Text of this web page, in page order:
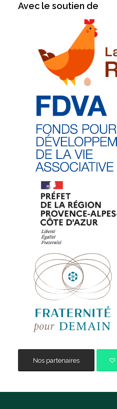
Avec le soutien de
Nos partenaires